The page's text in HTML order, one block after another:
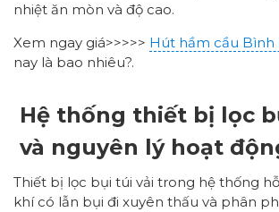
nhiệt ăn mòn và độ cao.
Xem ngay giá>>>>> Hút hầm cầu Bình
nay là bao nhiêu?.
Hệ thống thiết bị lọc
và nguyên lý hoạt
Thiết bị lọc bụi túi vải trong hệ thống
khí có lẫn bụi đi xuyên thấu và phân